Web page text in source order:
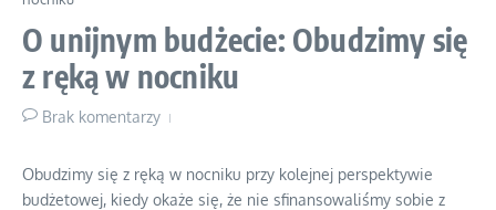
O unijnym budżecie: Obudzimy się
z ręką w nocniku
Brak komentarzy
Obudzimy się z ręką w nocniku przy kolejnej perspektywie
budżetowej, kiedy okaże się, że nie sfinansowaliśmy sobie z